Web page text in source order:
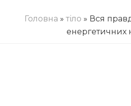
Головна »тіло » Вся
енергетичних